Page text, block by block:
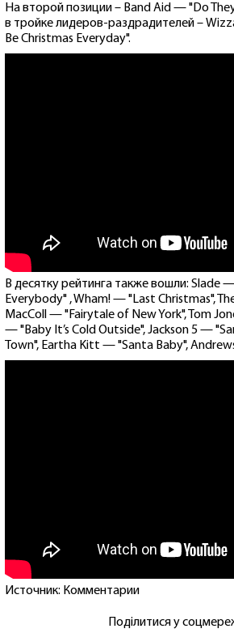
На второй позиции – Band Aid — "Do
в тройке лидеров-раздрадителей –
Be Christmas Everyday".
В десятку рейтинга также вошли: Slade
Everybody" , Wham! — "Last Christmas",
MacColl — "Fairytale of New York", Tom
— "Baby It’s Cold Outside", Jackson 5 —
Town", Eartha Kitt — "Santa Baby",
Источник: Комментарии
Поділитися у